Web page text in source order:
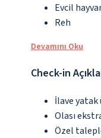
Evcil
Reh
Devamını Oku
Check-in
İlave
Olası
Özel